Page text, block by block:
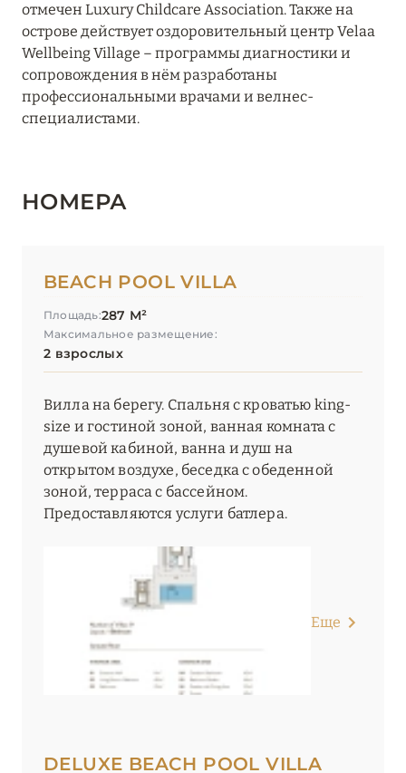
отмечен Luxury Childcare Association. Также на
острове действует оздоровительный центр Velaa
Wellbeing Village – программы диагностики и
сопровождения в нём разработаны
профессиональными врачами и велнес-
специалистами.
НОМЕРА
BEACH POOL VILLA
Площадь:287 М²
Максимальное размещение:
2 взрослых
Вилла на берегу. Спальня с кроватью king-
size и гостиной зоной, ванная комната с
душевой кабиной, ванна и душ на
открытом воздухе, беседка с обеденной
зоной, терраса с бассейном.
Предоставляются услуги батлера.
Еще
DELUXE BEACH POOL VILLA